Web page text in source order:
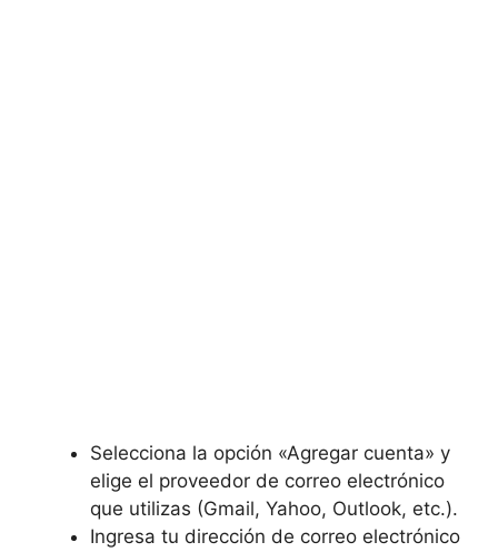
Selecciona la opción «Agregar ⁢cuenta» y
elige el proveedor de correo⁣ electrónico
que utilizas (Gmail, ⁣Yahoo, Outlook, ⁤etc.).
Ingresa tu dirección de correo electrónico